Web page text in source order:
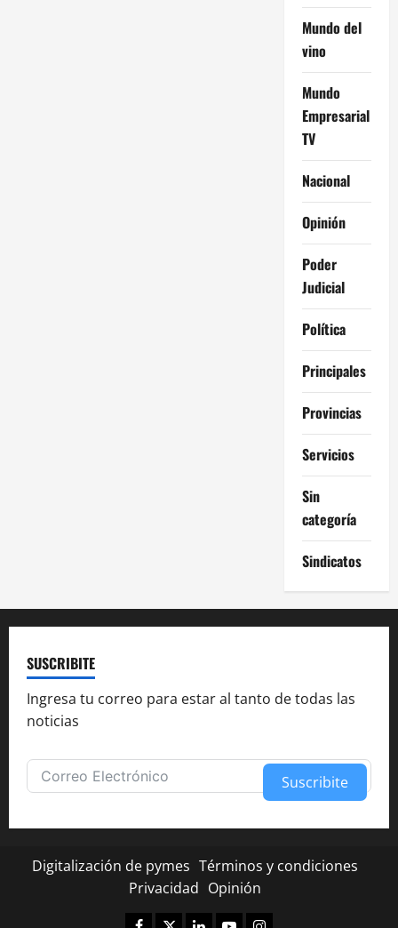
Mundo del
vino
Mundo
Empresarial
TV
Nacional
Opinión
Poder
Judicial
Política
Principales
Provincias
Servicios
Sin
categoría
Sindicatos
SUSCRIBITE
Ingresa tu correo para estar al tanto de todas las
noticias
Suscribite
Digitalización de pymes Términos y condiciones
Privacidad Opinión
Facebook
TwitterLinkedinYoutubeInstagram